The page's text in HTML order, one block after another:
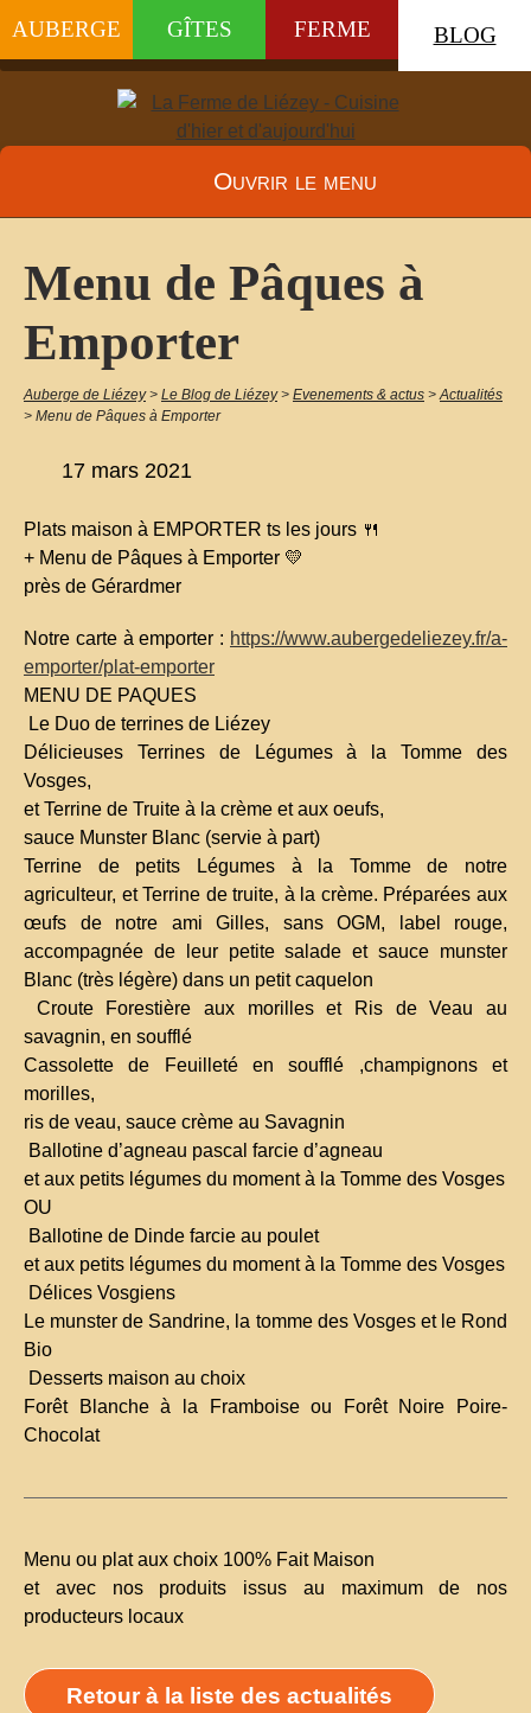
AUBERGE GÎTES FERME BLOG
Ouvrir le menu
Menu de Pâques à
Emporter
Auberge de Liézey > Le Blog de Liézey > Evenements & actus >Actualités
> Menu de Pâques à Emporter
17 mars 2021
Plats maison à EMPORTER ts les jours 🍴
+ Menu de Pâques à Emporter 💛
près de Gérardmer
Notre carte à emporter : https://www.aubergedeliezey.fr/a-
emporter/plat-emporter
MENU DE PAQUES
Le Duo de terrines de Liézey
Délicieuses Terrines de Légumes à la Tomme des
Vosges,
et Terrine de Truite à la crème et aux oeufs,
sauce Munster Blanc (servie à part)
Terrine de petits Légumes à la Tomme de notre
agriculteur, et Terrine de truite, à la crème. Préparées aux
œufs de notre ami Gilles, sans OGM, label rouge,
accompagnée de leur petite salade et sauce munster
Blanc (très légère) dans un petit caquelon
Croute Forestière aux morilles et Ris de Veau au
savagnin, en soufflé
Cassolette de Feuilleté en soufflé ,champignons et
morilles,
ris de veau, sauce crème au Savagnin
Ballotine d’agneau pascal farcie d’agneau
et aux petits légumes du moment à la Tomme des Vosges
OU
Ballotine de Dinde farcie au poulet
et aux petits légumes du moment à la Tomme des Vosges
Délices Vosgiens
Le munster de Sandrine, la tomme des Vosges et le Rond
Bio
Desserts maison au choix
Forêt Blanche à la Framboise ou Forêt Noire Poire-
Chocolat
Menu ou plat aux choix 100% Fait Maison
et avec nos produits issus au maximum de nos
producteurs locaux
Retour à la liste des actualités